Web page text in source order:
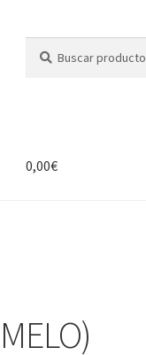
por:
0,00€